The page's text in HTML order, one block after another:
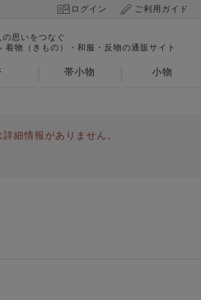
ログイン ご利用ガイド
思いをつなぐ
着物（きもの）・和服・反物の通販サイト
帯小物 小物
細情報がありません。